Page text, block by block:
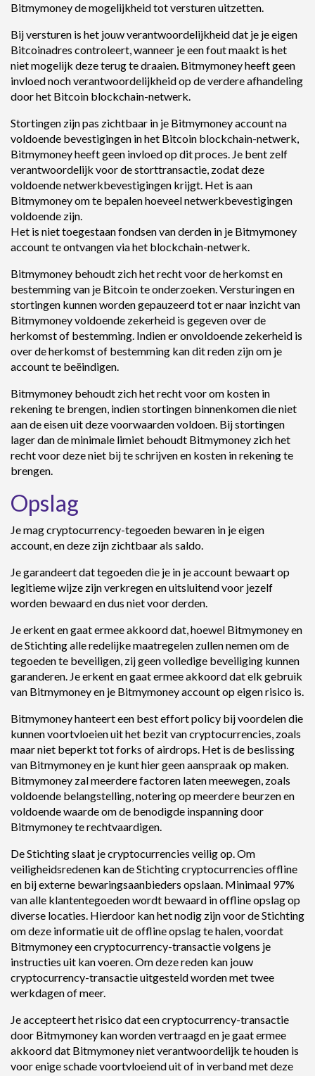
Bitmymoney de mogelijkheid tot versturen uitzetten.
Bij versturen is het jouw verantwoordelijkheid dat je je eigen
Bitcoinadres controleert, wanneer je een fout maakt is het
niet mogelijk deze terug te draaien. Bitmymoney heeft geen
invloed noch verantwoordelijkheid op de verdere afhandeling
door het Bitcoin blockchain-netwerk.
Stortingen zijn pas zichtbaar in je Bitmymoney account na
voldoende bevestigingen in het Bitcoin blockchain-netwerk,
Bitmymoney heeft geen invloed op dit proces. Je bent zelf
verantwoordelijk voor de storttransactie, zodat deze
voldoende netwerkbevestigingen krijgt. Het is aan
Bitmymoney om te bepalen hoeveel netwerkbevestigingen
voldoende zijn.
Het is niet toegestaan fondsen van derden in je Bitmymoney
account te ontvangen via het blockchain-netwerk.
Bitmymoney behoudt zich het recht voor de herkomst en
bestemming van je Bitcoin te onderzoeken. Versturingen en
stortingen kunnen worden gepauzeerd tot er naar inzicht van
Bitmymoney voldoende zekerheid is gegeven over de
herkomst of bestemming. Indien er onvoldoende zekerheid is
over de herkomst of bestemming kan dit reden zijn om je
account te beëindigen.
Bitmymoney behoudt zich het recht voor om kosten in
rekening te brengen, indien stortingen binnenkomen die niet
aan de eisen uit deze voorwaarden voldoen. Bij stortingen
lager dan de minimale limiet behoudt Bitmymoney zich het
recht voor deze niet bij te schrijven en kosten in rekening te
brengen.
Opslag
Je mag cryptocurrency-tegoeden bewaren in je eigen
account, en deze zijn zichtbaar als saldo.
Je garandeert dat tegoeden die je in je account bewaart op
legitieme wijze zijn verkregen en uitsluitend voor jezelf
worden bewaard en dus niet voor derden.
Je erkent en gaat ermee akkoord dat, hoewel Bitmymoney en
de Stichting alle redelijke maatregelen zullen nemen om de
tegoeden te beveiligen, zij geen volledige beveiliging kunnen
garanderen. Je erkent en gaat ermee akkoord dat elk gebruik
van Bitmymoney en je Bitmymoney account op eigen risico is.
Bitmymoney hanteert een best effort policy bij voordelen die
kunnen voortvloeien uit het bezit van cryptocurrencies, zoals
maar niet beperkt tot forks of airdrops. Het is de beslissing
van Bitmymoney en je kunt hier geen aanspraak op maken.
Bitmymoney zal meerdere factoren laten meewegen, zoals
voldoende belangstelling, notering op meerdere beurzen en
voldoende waarde om de benodigde inspanning door
Bitmymoney te rechtvaardigen.
De Stichting slaat je cryptocurrencies veilig op. Om
veiligheidsredenen kan de Stichting cryptocurrencies offline
en bij externe bewaringsaanbieders opslaan. Minimaal 97%
van alle klantentegoeden wordt bewaard in offline opslag op
diverse locaties. Hierdoor kan het nodig zijn voor de Stichting
om deze informatie uit de offline opslag te halen, voordat
Bitmymoney een cryptocurrency-transactie volgens je
instructies uit kan voeren. Om deze reden kan jouw
cryptocurrency-transactie uitgesteld worden met twee
werkdagen of meer.
Je accepteert het risico dat een cryptocurrency-transactie
door Bitmymoney kan worden vertraagd en je gaat ermee
akkoord dat Bitmymoney niet verantwoordelijk te houden is
voor enige schade voortvloeiend uit of in verband met deze